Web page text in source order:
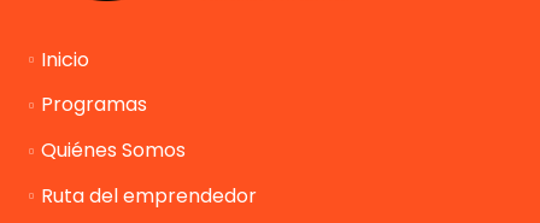
Inicio
Programas
Quiénes Somos
Ruta del emprendedor